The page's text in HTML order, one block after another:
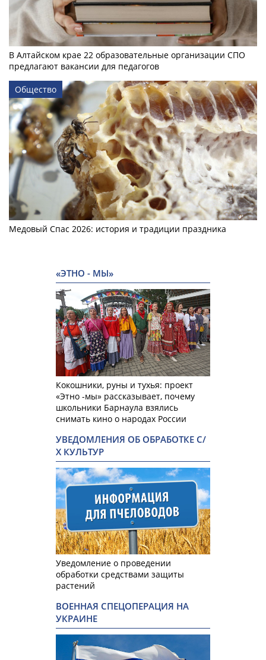
В Алтайском крае 22 образовательные организации СПО
предлагают вакансии для педагогов
Общество
Медовый Спас 2026: история и традиции праздника
«ЭТНО - МЫ»
Кокошники, руны и тухья: проект
«Этно -мы» рассказывает, почему
школьники Барнаула взялись
снимать кино о народах России
УВЕДОМЛЕНИЯ ОБ ОБРАБОТКЕ С/
Х КУЛЬТУР
Уведомление о проведении
обработки средствами защиты
растений
ВОЕННАЯ СПЕЦОПЕРАЦИЯ НА
УКРАИНЕ